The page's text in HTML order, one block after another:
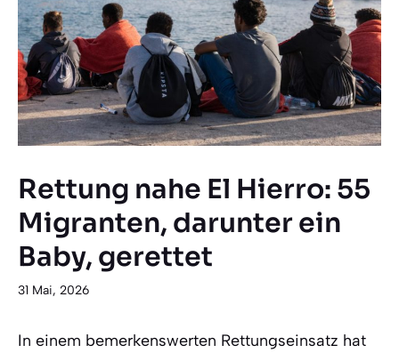
Rettung nahe El Hierro: 55
Migranten, darunter ein
Baby, gerettet
31 Mai, 2026
In einem bemerkenswerten Rettungseinsatz hat